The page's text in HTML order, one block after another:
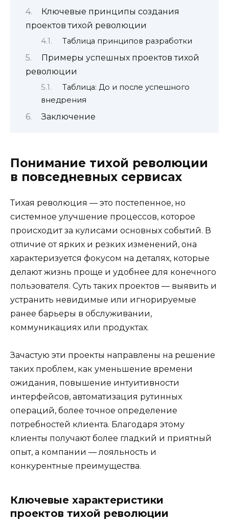
Ключевые принципы создания
проектов тихой революции
Таблица принципов разработки
Примеры успешных проектов тихой
революции
Таблица: До и после успешного
внедрения
Заключение
Понимание тихой революции
в повседневных сервисах
Тихая революция — это постепенное, но
системное улучшение процессов, которое
происходит за кулисами основных событий. В
отличие от ярких и резких изменений, она
характеризуется фокусом на деталях, которые
делают жизнь проще и удобнее для конечного
пользователя. Суть таких проектов — выявить и
устранить невидимые или игнорируемые
ранее барьеры в обслуживании,
коммуникациях или продуктах.
Зачастую эти проекты направлены на решение
таких проблем, как уменьшение времени
ожидания, повышение интуитивности
интерфейсов, автоматизация рутинных
операций, более точное определение
потребностей клиента. Благодаря этому
клиенты получают более гладкий и приятный
опыт, а компании — лояльность и
конкурентные преимущества.
Ключевые характеристики
проектов тихой революции